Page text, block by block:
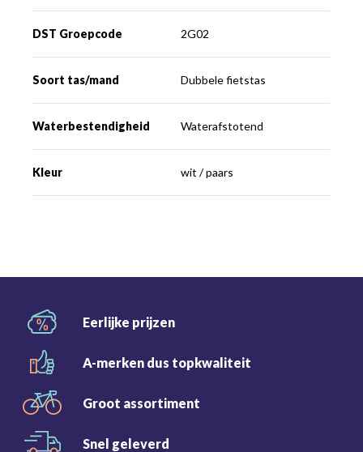
DST Groepcode 2G02
Soort tas/mand Dubbele fietstas
Waterbestendigheid Waterafstotend
Kleur wit / paars
Eerlijke prijzen
A-merken dus topkwaliteit
Groot assortiment
Snel geleverd